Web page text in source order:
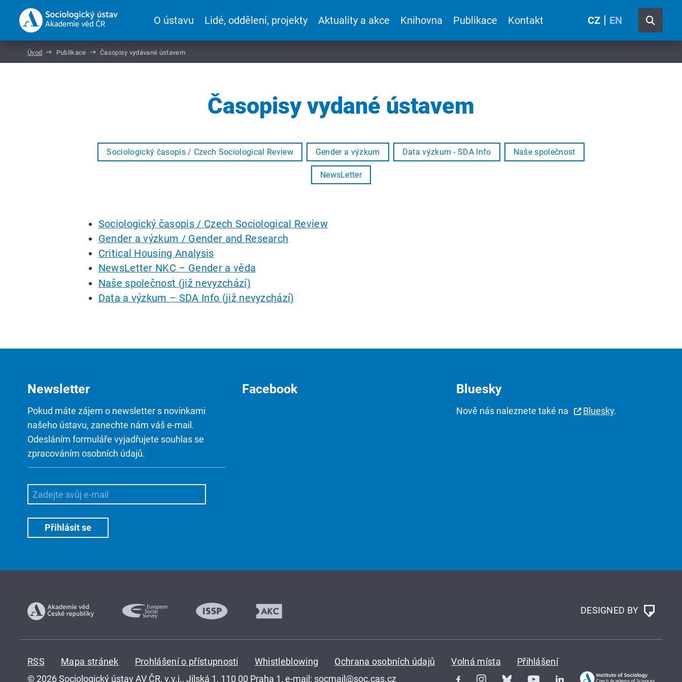
O ústavu Lidé, oddělení, projekty Aktuality a akce Knihovna Publikace Kontakt CZ EN
Úvod Publikace Časopisy vydávané ústavem
Časopisy vydané ústavem
Sociologický časopis / Czech Sociological Review Gender a výzkum Data výzkum - SDA Info Naše společnost
NewsLetter
Sociologický časopis / Czech Sociological Review
Gender a výzkum / Gender and Research
Critical Housing Analysis
NewsLetter NKC – Gender a věda
Naše společnost (již nevyzchází)
Data a výzkum – SDA Info (již nevyzchází)
Newsletter
Pokud máte zájem o newsletter s novinkami
našeho ústavu, zanechte nám váš e-mail.
Odesláním formuláře vyjadřujete souhlas se
zpracováním osobních údajů.
Facebook Bluesky
Nově nás naleznete také na Bluesky.
DESIGNED BY
RSS Mapa stránek Prohlášení o přístupnosti Whistleblowing Ochrana osobních údajů Volná místa
Přihlášení
© 2026 Sociologický ústav AV ČR, v.v.i., Jilská 1, 110 00 Praha 1, e-mail: socmail@soc.cas.cz